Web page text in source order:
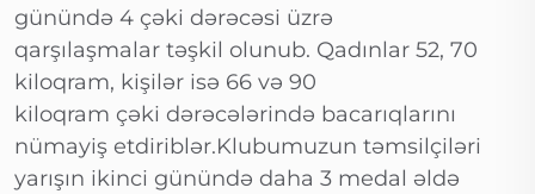
günündə 4 çəki dərəcəsi üzrə
qarşılaşmalar təşkil olunub. Qadınlar 52, 70
kiloqram, kişilər isə 66 və 90
kiloqram çəki dərəcələrində bacarıqlarını
nümayiş etdiriblər.Klubumuzun təmsilçiləri
yarışın ikinci günündə daha 3 medal əldə